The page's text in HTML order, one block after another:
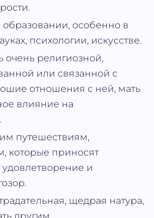
особенно в
психологии, искусстве.
очень религиозной,
или связанной с
отношения с ней, мать
влияние на
путешествиям,
которые приносят
и
щедрая натура,